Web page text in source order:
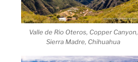
Valle de Rio Oteros, Copper Canyon,
Sierra Madre, Chihuahua